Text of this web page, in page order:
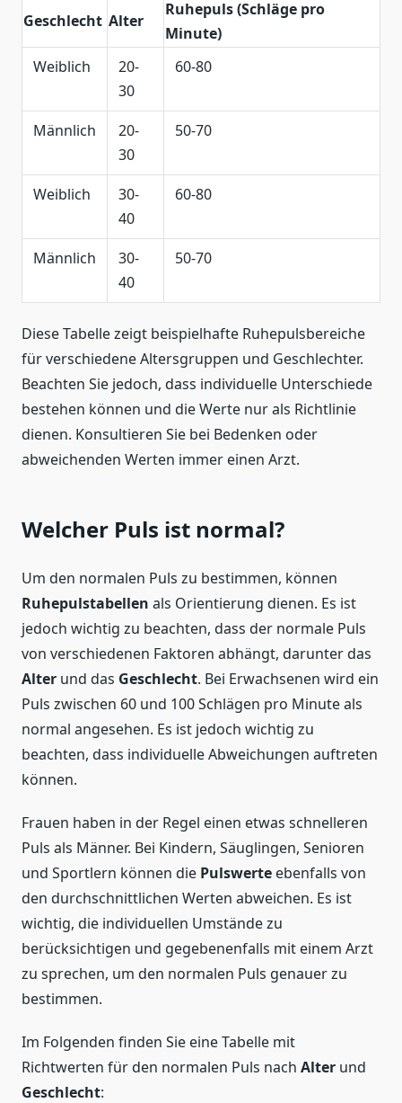
Geschlecht Alter
Ruhepuls (Schläge pro
Minute)
Weiblich
20-
30
60-80
Männlich
20-
30
50-70
Weiblich
30-
40
60-80
Männlich
30-
40
50-70
Diese Tabelle zeigt beispielhafte Ruhepulsbereiche
für verschiedene Altersgruppen und Geschlechter.
Beachten Sie jedoch, dass individuelle Unterschiede
bestehen können und die Werte nur als Richtlinie
dienen. Konsultieren Sie bei Bedenken oder
abweichenden Werten immer einen Arzt.
Welcher Puls ist normal?
Um den normalen Puls zu bestimmen, können
Ruhepulstabellen als Orientierung dienen. Es ist
jedoch wichtig zu beachten, dass der normale Puls
von verschiedenen Faktoren abhängt, darunter das
Alter und das Geschlecht. Bei Erwachsenen wird ein
Puls zwischen 60 und 100 Schlägen pro Minute als
normal angesehen. Es ist jedoch wichtig zu
beachten, dass individuelle Abweichungen auftreten
können.
Frauen haben in der Regel einen etwas schnelleren
Puls als Männer. Bei Kindern, Säuglingen, Senioren
und Sportlern können die Pulswerte ebenfalls von
den durchschnittlichen Werten abweichen. Es ist
wichtig, die individuellen Umstände zu
berücksichtigen und gegebenenfalls mit einem Arzt
zu sprechen, um den normalen Puls genauer zu
bestimmen.
Im Folgenden finden Sie eine Tabelle mit
Richtwerten für den normalen Puls nach Alter und
Geschlecht: